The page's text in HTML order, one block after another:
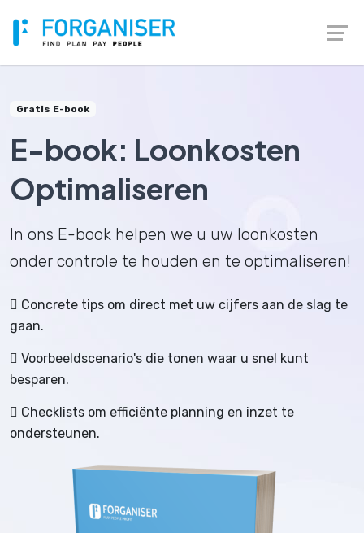
Gratis E-book
E-book: Loonkosten
Optimaliseren
In ons E-book helpen we u uw loonkosten
onder controle te houden en te optimaliseren!
Concrete tips om direct met uw cijfers aan de slag te
gaan.
Voorbeeldscenario's die tonen waar u snel kunt
besparen.
Checklists om efficiënte planning en inzet te
ondersteunen.